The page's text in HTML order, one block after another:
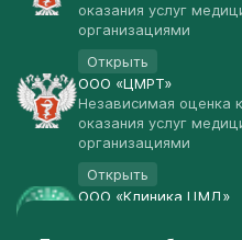
оказания услуг
организациями
Открыть
ООО «ЦМРТ»
Независимая оценка
оказания услуг
организациями
Открыть
ООО «Клиника ЦМД»